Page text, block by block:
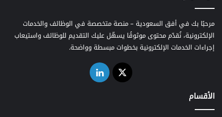
مرحبًا بك في أفق السعودية – منصة متخصصة في الوظائف والخدمات
الإلكترونية، نُقدّم محتوى موثوقًا يسهّل عليك التقديم للوظائف واستيعاب
إجراءات الخدمات الإلكترونية بخطوات مبسطة وواضحة.
‫X لينكدإن
الأقسام